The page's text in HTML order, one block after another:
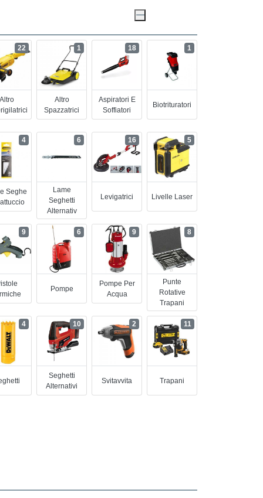
Altro
22
Altro
Spazzatrici
1
Aspiratori E
Soffiatori
18
Biotrituratori
1
Seghe
4
Lame
Seghetti
Alternativ
6
Levigatrici
16
Livelle Laser
5
9
Pompe
6
Pompe Per
Acqua
9
Punte
Rotative
Trapani
8
4
Seghetti
Alternativi
10
Svitavvita
2
Trapani
11